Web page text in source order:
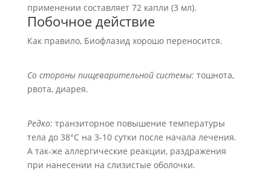
применении составляет 72 капли (3 мл).
Побочное действие
Как правило, Биофлазид хорошо переносится.
Со стороны пищеварительной системы: тошнота,
рвота, диарея.
Редко: транзиторное повышение температуры
тела до 38°С на 3-10 сутки после начала лечения.
А так-же аллергические реакции, раздражения
при нанесении на слизистые оболочки.